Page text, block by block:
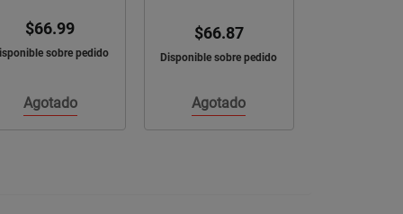
$66.87
sobre pedido
Agotado
$66.99
Disponible sobre pedido
Agotado